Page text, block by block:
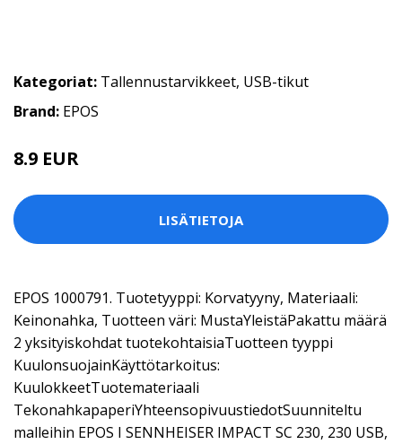
Kategoriat: Tallennustarvikkeet, USB-tikut
Brand: EPOS
8.9 EUR
LISÄTIETOJA
EPOS 1000791. Tuotetyyppi: Korvatyyny, Materiaali:
Keinonahka, Tuotteen väri: MustaYleistäPakattu määrä
2 yksityiskohdat tuotekohtaisiaTuotteen tyyppi
KuulonsuojainKäyttötarkoitus:
KuulokkeetTuotemateriaali
TekonahkapaperiYhteensopivuustiedotSuunniteltu
malleihin EPOS I SENNHEISER IMPACT SC 230, 230 USB,